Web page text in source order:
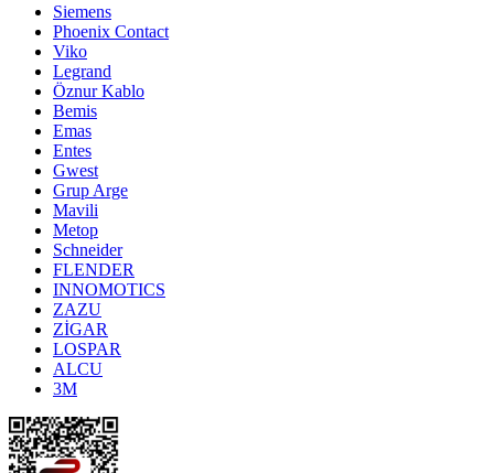
Siemens
Phoenix Contact
Viko
Legrand
Öznur Kablo
Bemis
Emas
Entes
Gwest
Grup Arge
Mavili
Metop
Schneider
FLENDER
INNOMOTICS
ZAZU
ZİGAR
LOSPAR
ALCU
3M